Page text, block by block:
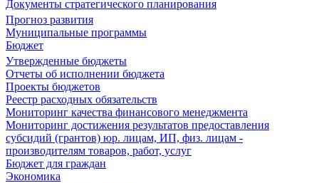
Документы стратегического планирования
Прогноз развития
Муниципальные программы
Бюджет
Утвержденные бюджеты
Отчеты об исполнении бюджета
Проекты бюджетов
Реестр расходных обязательств
Мониторинг качества финансового менеджмента
Мониторинг достижения результатов предоставления
субсидий (грантов) юр. лицам, ИП, физ. лицам -
производителям товаров, работ, услуг
Бюджет для граждан
Экономика